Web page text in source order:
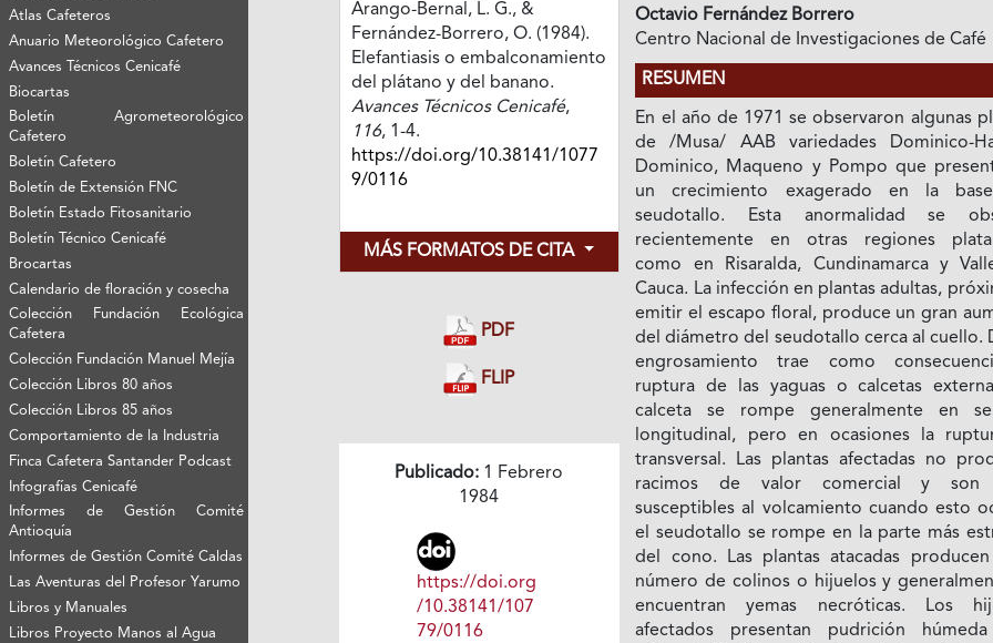
Atlas Cafeteros
Anuario Meteorológico Cafetero
Avances Técnicos Cenicafé
Biocartas
Boletín Agrometeorológico
Cafetero
Boletín Cafetero
Boletín de Extensión FNC
Boletín Estado Fitosanitario
Boletín Técnico Cenicafé
Brocartas
Calendario de floración y cosecha
Colección Fundación Ecológica
Cafetera
Colección Fundación Manuel Mejía
Colección Libros 80 años
Colección Libros 85 años
Comportamiento de la Industria
Finca Cafetera Santander Podcast
Infografías Cenicafé
Informes de Gestión Comité
Antioquía
Informes de Gestión Comité Caldas
Las Aventuras del Profesor Yarumo
Libros y Manuales
Libros Proyecto Manos al Agua
Arango-Bernal, L. G., &
Fernández-Borrero, O. (1984).
Elefantiasis o embalconamiento
del plátano y del banano.
Avances Técnicos Cenicafé,
116, 1-4.
https://doi.org/10.38141/1077
9/0116
MÁS FORMATOS DE CITA
PDF
FLIP
Publicado: 1 Febrero
1984
https://doi.org
/10.38141/107
79/0116
Octavio Fernández Borrero
Centro Nacional de Investigaciones de Café
RESUMEN
En el año de 1971 se observaron algunas
de /Musa/ AAB variedades Dominico-
Dominico, Maqueno y Pompo que
un crecimiento exagerado en la
seudotallo. Esta anormalidad se
recientemente en otras regiones
como en Risaralda, Cundinamarca y
Cauca. La infección en plantas adultas,
emitir el escapo floral, produce un gran
del diámetro del seudotallo cerca al cuello.
engrosamiento trae como
ruptura de las yaguas o calcetas
calceta se rompe generalmente en
longitudinal, pero en ocasiones la
transversal. Las plantas afectadas no
racimos de valor comercial y son
susceptibles al volcamiento cuando esto
el seudotallo se rompe en la parte más
del cono. Las plantas atacadas
número de colinos o hijuelos y
encuentran yemas necróticas. Los
afectados presentan pudrición